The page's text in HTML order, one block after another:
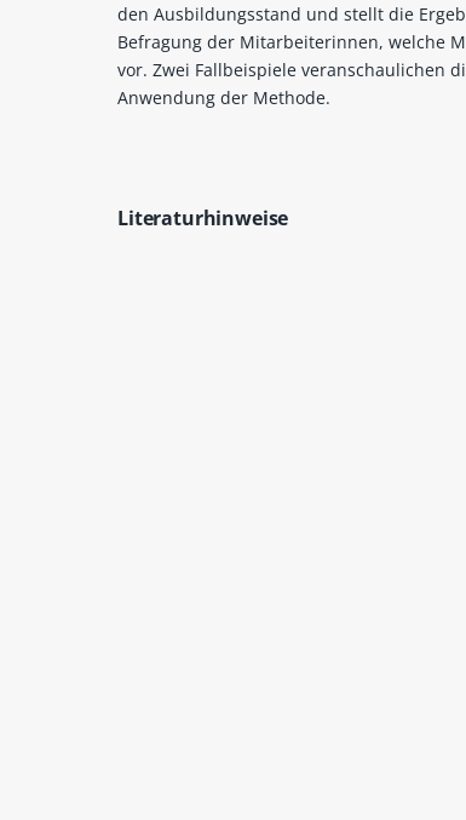
den Ausbildungsstand und stellt die
Befragung der Mitarbeiterinnen, welche
vor. Zwei Fallbeispiele veranschaulichen
Anwendung der Methode.
Literaturhinweise